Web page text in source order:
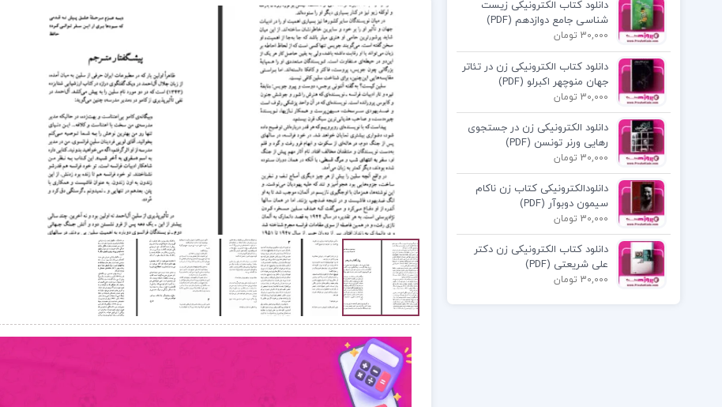
دانلود کتاب الکترونیکی زیست
شناسی جامع دوازدهم (PDF)
30,000 تومان
دانلود کتاب الکترونیکی زن در تئاتر
جهان منوچهر اکبرلو (PDF)
30,000 تومان
دانلود الکترونیکی زن در جستجوی
رهایی ورنر تونسن (PDF)
30,000 تومان
دانلودالکترونیکی کتاب زن ناکام
سیمون دوبوآر (PDF)
30,000 تومان
دانلود کتاب الکترونیکی زن دکتر
علی شریعتی (PDF)
30,000 تومان